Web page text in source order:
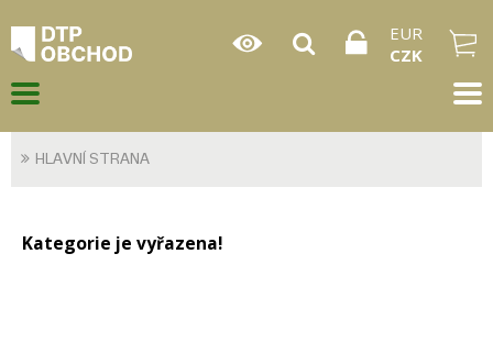
EUR
CZK
HLAVNÍ STRANA
Kategorie je vyřazena!